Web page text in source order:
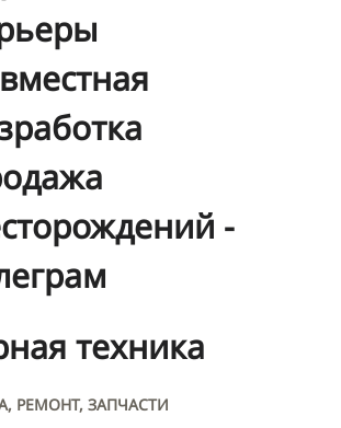
-
техника
РЕМОНТ, ЗАПЧАСТИ